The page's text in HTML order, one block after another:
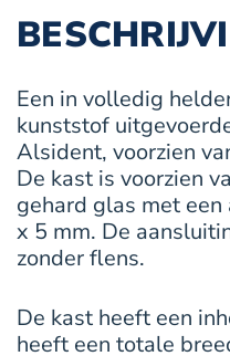
Een in volledig
kunststof
Alsident, voorzien
De kast is voorzien
gehard glas met
x 5 mm. De
zonder flens.
De kast heeft een
heeft een totale